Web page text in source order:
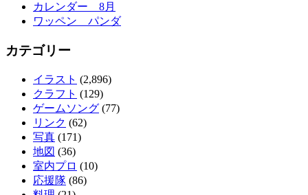
カレンダー 8月
ワッペン パンダ
カテゴリー
イラスト (2,896)
クラフト (129)
ゲームソング (77)
リンク (62)
写真 (171)
地図 (36)
室内プロ (10)
応援隊 (86)